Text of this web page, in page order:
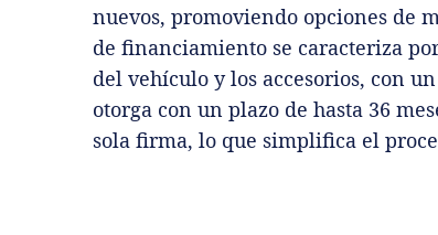
nuevos, promoviendo opciones de
de financiamiento se caracteriza
del vehículo y los accesorios, con
otorga con un plazo de hasta 36
sola firma, lo que simplifica el